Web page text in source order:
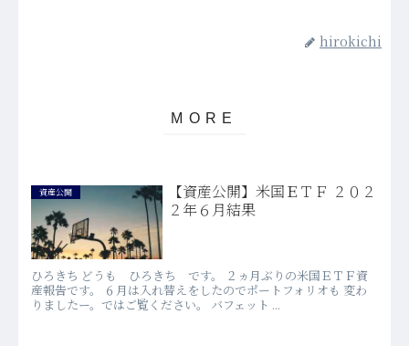
hirokichi
資産公開
【資産公開】米国ＥＴＦ ２０２
２年６月結果
ひろきち どうも ひろきち です。 ２ヵ月ぶりの米国ＥＴＦ資
産報告です。 ６月は入れ替えをしたのでポートフォリオも 変わ
りましたー。ではご覧ください。 バフェット ...